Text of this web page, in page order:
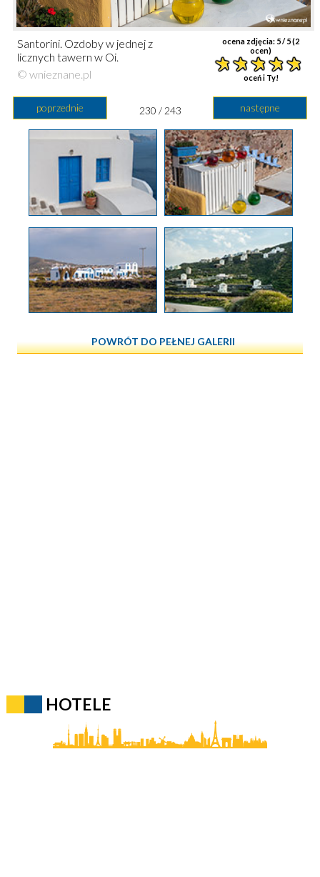
ocena zdjęcia: 5/ 5 (2
ocen)
oceń i Ty!
Santorini. Ozdoby w jednej z
licznych tawern w Oi.
© wnieznane.pl
poprzednie następne
230 / 243
POWRÓT DO PEŁNEJ GALERII
HOTELE